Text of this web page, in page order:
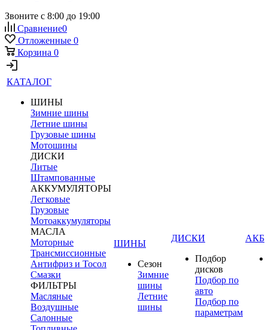
Звоните с 8:00 до 19:00
Сравнение0
Отложенные 0
Корзина 0
КАТАЛОГ
ШИНЫ
Зимние шины
Летние шины
Грузовые шины
Мотошины
ДИСКИ
Литые
Штампованные
АККУМУЛЯТОРЫ
Легковые
Грузовые
Мотоаккумуляторы
МАСЛА
Моторные
Трансмиссионные
Антифриз и Тосол
Смазки
ФИЛЬТРЫ
Масляные
Воздушные
Салонные
ШИНЫ
Сезон
Зимние
шины
Летние
шины
ДИСКИ
Подбор
дисков
Подбор по
авто
Подбор по
параметрам
АКБ